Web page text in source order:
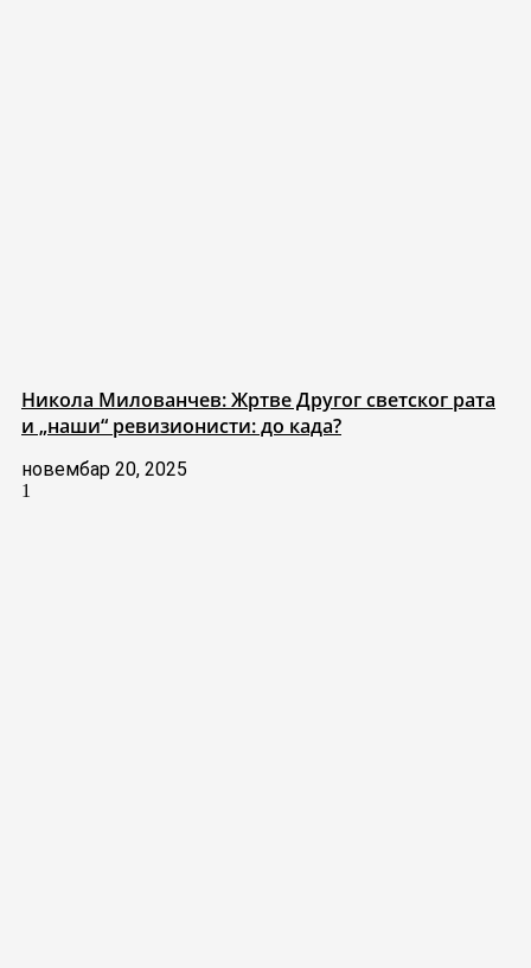
Никола Милованчев: Жртве Другог светског рата
и „наши“ ревизионисти: до када?
новембар 20, 2025